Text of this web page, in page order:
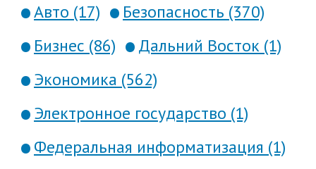
Авто (17)
Безопасность (370)
Бизнес (86)
Дальний Восток (1)
Экономика (562)
Электронное государство (1)
Федеральная информатизация (1)